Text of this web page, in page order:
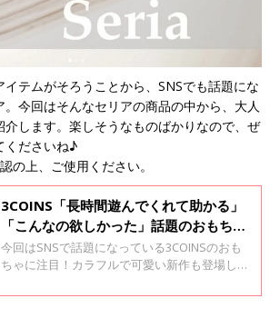
テムがそろうことから、SNSでも話題にな
今回はそんなセリアの商品の中から、大人
介します。楽しそうなものばかりなので、ぜ
くださいね♪
の上、ご使用ください。
3COINS「長時間遊んでくれて助かる」
「こんなの欲しかった」話題のおもちゃ
4選
今回はSNSで話題になっている3COINSのおも
ちゃに注目！カラフルで可愛い新作も登場して
す。 ママ絶賛のアイテムばかりなので、ぜひチ